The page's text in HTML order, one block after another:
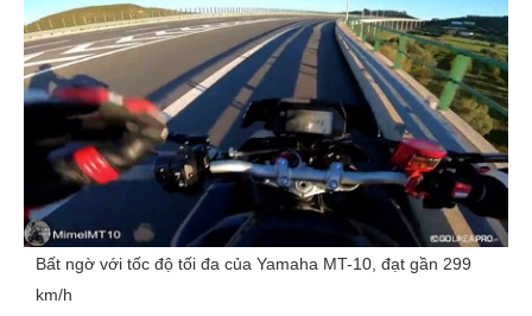
Bất ngờ với tốc độ tối đa của Yamaha MT-10, đạt gần 299
km/h